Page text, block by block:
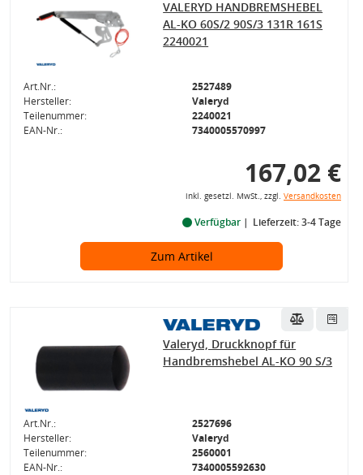
VALERYD HANDBREMSHEBEL
AL-KO 60S/2 90S/3 131R 161S
2240021
Art.Nr.:
2527489
Hersteller:
Valeryd
Teilenummer:
2240021
EAN-Nr.:
7340005570997
167,02 €
inkl. gesetzl. MwSt., zzgl. Versandkosten
Verfügbar Lieferzeit: 3-4 Tage
Zum Artikel
Valeryd, Druckknopf für
Handbremshebel AL-KO 90 S/3
Art.Nr.:
2527696
Hersteller:
Valeryd
Teilenummer:
2560001
EAN-Nr.:
7340005592630